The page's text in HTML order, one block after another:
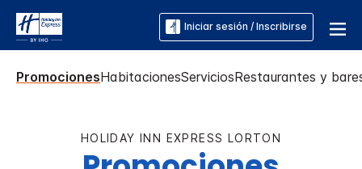
Iniciar sesión / Inscribirse
PromocionesHabitacionesServiciosRestaurantes y
HOLIDAY INN EXPRESS LORTON